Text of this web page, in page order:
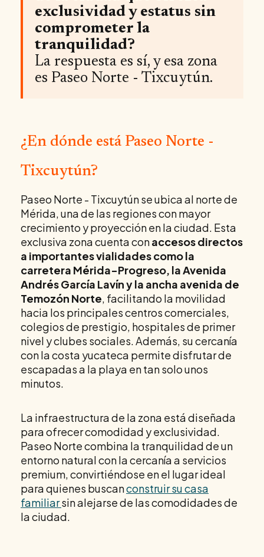
exclusividad y estatus sin
comprometer la
tranquilidad?
La respuesta es sí, y esa zona
es Paseo Norte - Tixcuytún.
¿En dónde está Paseo Norte -
Tixcuytún?
Paseo Norte - Tixcuytún se ubica al norte de
Mérida, una de las regiones con mayor
crecimiento y proyección en la ciudad. Esta
exclusiva zona cuenta conaccesos directos
a importantes vialidades como la
carretera Mérida-Progreso, la Avenida
Andrés García Lavín y la ancha avenida de
Temozón Norte, facilitando la movilidad
hacia los principales centros comerciales,
colegios de prestigio, hospitales de primer
nivel y clubes sociales. Además, su cercanía
con la costa yucateca permite disfrutar de
escapadas a la playa en tan solo unos
minutos.
La infraestructura de la zona está diseñada
para ofrecer comodidad y exclusividad.
Paseo Norte combina la tranquilidad de un
entorno natural con la cercanía a servicios
premium, convirtiéndose en el lugar ideal
para quienes buscanconstruir su casa
familiarsin alejarse de las comodidades de
la ciudad.